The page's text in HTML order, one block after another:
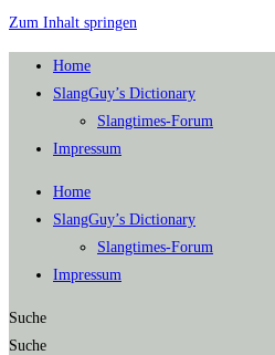
Zum Inhalt springen
Home
SlangGuy’s Dic­tion­a­ry
Slang­times-Forum
Impres­sum
Home
SlangGuy’s Dic­tion­a­ry
Slang­times-Forum
Impres­sum
Suche
Suche